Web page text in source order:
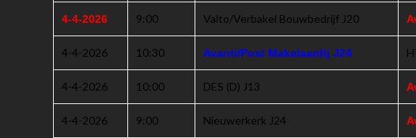
4-4-2026 9:00 Valto/Verbakel Bouwbedrijf J20
4-4-2026 10:30 Avanti/Post Makelaardij J24
4-4-2026 10:00 DES (D) J13
4-4-2026 9:00 Nieuwerkerk J24